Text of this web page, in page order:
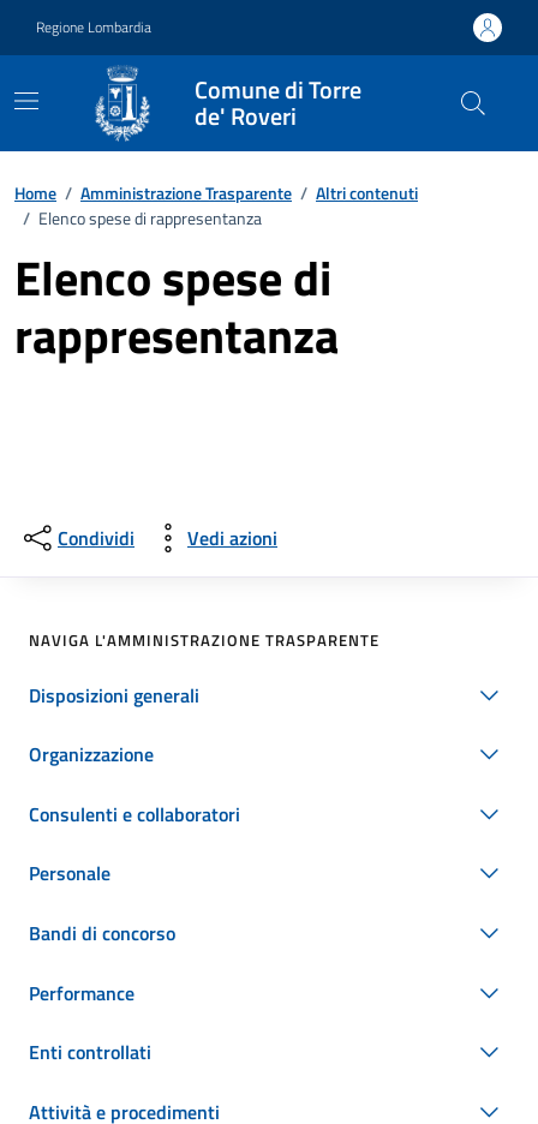
Regione Lombardia
Comune di Torre
de' Roveri
Home / Amministrazione Trasparente / Altri contenuti
/ Elenco spese di rappresentanza
Elenco spese di
rappresentanza
Condividi Vedi azioni
NAVIGA L'AMMINISTRAZIONE TRASPARENTE
Disposizioni generali
Organizzazione
Consulenti e collaboratori
Personale
Bandi di concorso
Performance
Enti controllati
Attività e procedimenti